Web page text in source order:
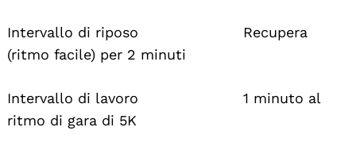
Intervallo di riposo Recupera
(ritmo facile) per 2 minuti
Intervallo di lavoro 1 minuto al
ritmo di gara di 5K